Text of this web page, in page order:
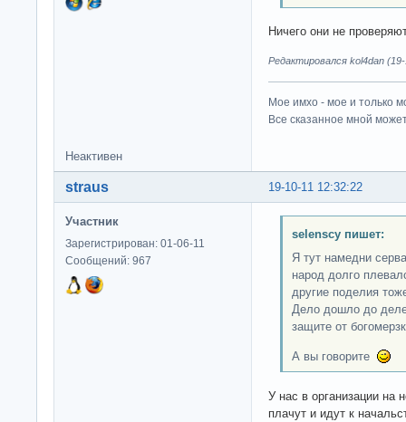
Ничего они не
Редактировался kol4dan
Мое имхо - мое и только
Все сказанное мной
Неактивен
19-10-11 12:32:22
straus
Участник
Зарегистрирован: 01-06-11
Сообщений: 967
selenscy пишет:
Я тут намедни
народ долго
другие поделия
Дело дошло до
защите от
А вы говорите
У нас в организации
плачут и идут к